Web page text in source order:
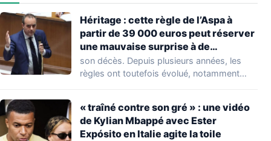
Héritage : cette règle de l’Aspa à
partir de 39 000 euros peut réserver
une mauvaise surprise à de
nombreuses familles
son décès. Depuis plusieurs années, les
règles ont toutefois évolué, notamment
« traîné contre son gré » : une vidéo
de Kylian Mbappé avec Ester
Expósito en Italie agite la toile